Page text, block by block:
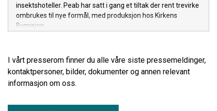
insektshoteller. Peab har satt i gang et tiltak der rent trevirke
ombrukes til nye formål, med produksjon hos Kirkens
Bymisjon.
I vårt presserom finner du alle våre siste pressemeldinger,
kontaktpersoner, bilder, dokumenter og annen relevant
informasjon om oss.